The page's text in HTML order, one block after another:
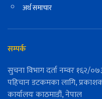
अर्थ समाचार
सम्पर्क
सुचना विभाग दर्ता नम्वर १६२/
पहिचान डटकमका लागि, प्रकाशक
कार्यालयः काठमाडौं, नेपाल